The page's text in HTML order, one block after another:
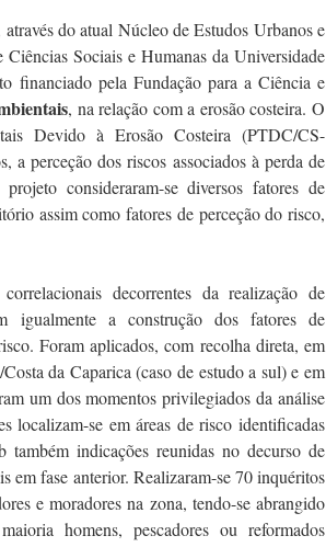
do atual Núcleo de Estudos Urbanos e
Sociais e Humanas da Universidade
financiado pela Fundação para a Ciência e
, na relação com a erosão costeira. O
Devido à Erosão Costeira (PTDC/CS-
a perceção dos riscos associados à perda de
consideraram-se diversos fatores de
assim como fatores de perceção do risco,
decorrentes da realização de
igualmente a construção dos fatores de
Foram aplicados, com recolha direta, em
da Caparica (caso de estudo a sul) e em
um dos momentos privilegiados da análise
localizam-se em áreas de risco identificadas
indicações reunidas no decurso de
em fase anterior. Realizaram-se 70 inquéritos
e moradores na zona, tendo-se abrangido
homens, pescadores ou reformados